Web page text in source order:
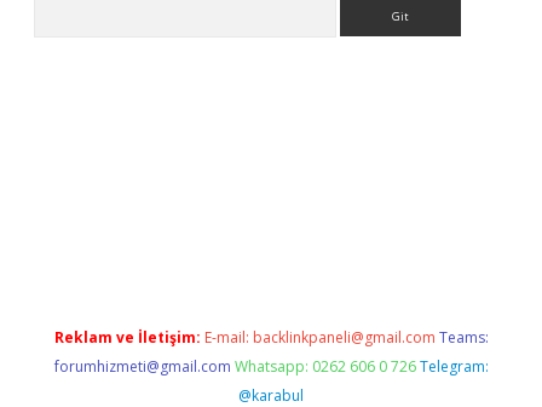
Reklam ve İletişim: E-mail: backlinkpaneli@gmail.com Teams:
forumhizmeti@gmail.com Whatsapp: 0262 606 0 726 Telegram:
@karabul